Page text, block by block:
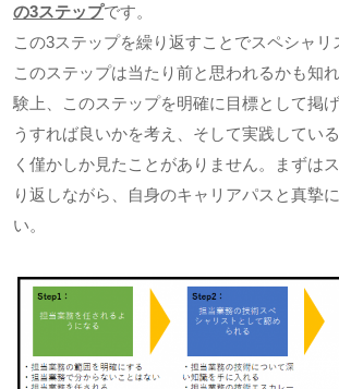
の3ステップです。
この3ステップを繰り返すことでスペシャリ
このステップは当たり前と思われるかも知
験上、このステップを明確に目標として掲
うすれば良いかを考え、そして実践してい
く僅かしか見たことがありません。まずは
り返しながら、自身のキャリアパスと真摯
い。